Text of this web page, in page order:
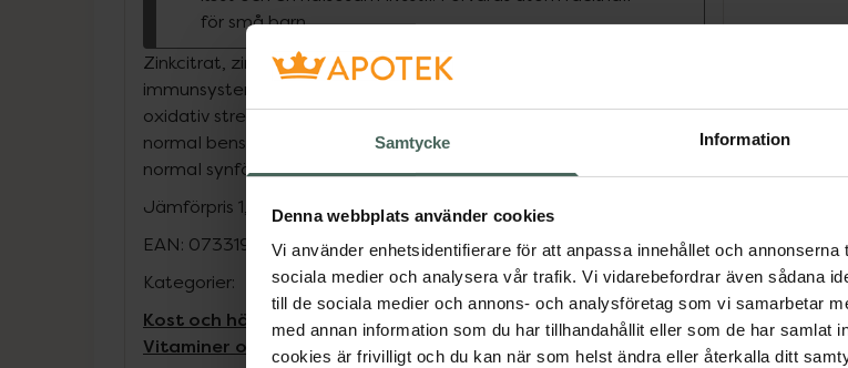
Samtycke Information
Denna webbplats använder cookies
Vi använder enhetsidentifierare för att anpassa innehållet och
sociala medier och analysera vår trafik. Vi vidarebefordrar även sådana
till de sociala medier och annons- och analysföretag som vi samarbetar
med annan information som du har tillhandahållit eller som de har samlat
cookies är frivilligt och du kan när som helst ändra eller återkalla ditt
för små barn.
Zinkcitrat, zinkglukonat och zinkbisglycinatZink bidrar till
immunsystemets normala funktion, till att skydda cellerna mot
oxidativ stress, till normal kognitiv funktion samt till att bibehålla
normal benstomme, normalt hår, normala naglar, normal hud och
normal synförmåga.
Jämförpris 1,20 kr
EAN: 07331985051941
Kategorier:
Kost och hälsa Kosttillskott
Kosttillskott
Vitaminer och mineraler Vitaminer och mineraler Zink Zink